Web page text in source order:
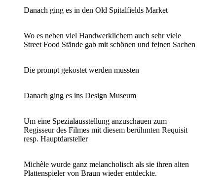
Danach ging es in den Old Spitalfields Market
Wo es neben viel Handwerklichem auch sehr viele
Street Food Stände gab mit schönen und feinen Sachen
Die prompt gekostet werden mussten
Danach ging es ins Design Museum
Um eine Spezialausstellung anzuschauen zum
Regisseur des Filmes mit diesem berühmten Requisit
resp. Hauptdarsteller
Michèle wurde ganz melancholisch als sie ihren alten
Plattenspieler von Braun wieder entdeckte.